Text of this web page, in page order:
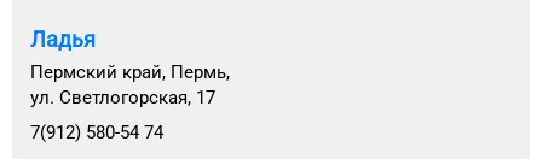
Ладья
Пермский край, Пермь,
ул. Светлогорская, 17
7(912) 580-54 74